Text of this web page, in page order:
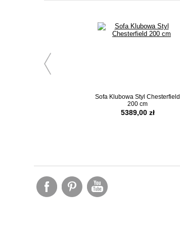
Sofa Klubowa Styl Chesterfield
200 cm
5389,00 zł